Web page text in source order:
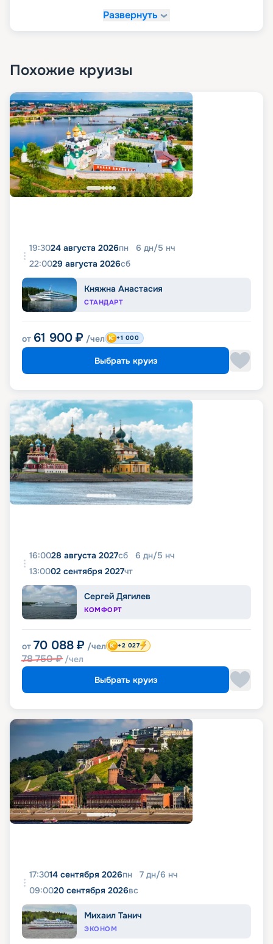
Развернуть
Похожие круизы
19:3024 августа 2026пн 6 дн/5 нч
22:0029 августа 2026сб
Княжна Анастасия
СТАНДАРТ
от 61 900 ₽ /чел +1 000
Выбрать круиз
16:0028 августа 2027сб 6 дн/5 нч
13:0002 сентября 2027чт
Сергей Дягилев
КОМФОРТ
от 70 088 ₽ /чел
78 750₽ /чел
+2 027
Выбрать круиз
17:3014 сентября 2026пн 7 дн/6 нч
09:0020 сентября 2026вс
Михаил Танич
ЭКОНОМ